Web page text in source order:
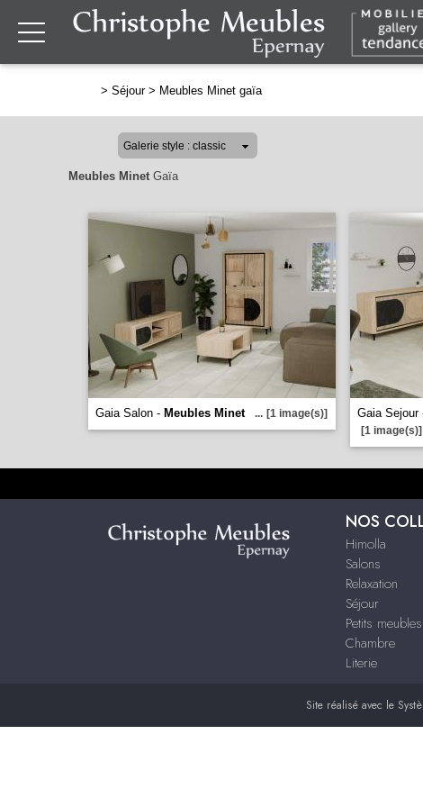
> Séjour> Meubles Minet gaïa
Meubles Minet Gaïa
Gaia Salon - Meubles Minet ... [1 image(s)] Gaia Sejour
[1 image(s)]
NOS
Himolla
Salons
Relaxation
Séjour
Petits
Chambre
Literie
Site réalisé avec le